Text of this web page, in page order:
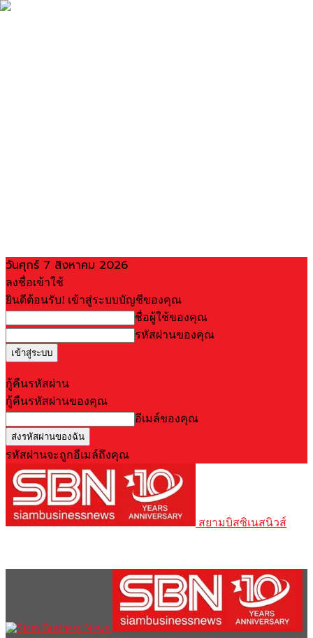
วันศุกร์ 7 สิงหาคม 2026
ลงชื่อเข้าใช้
ยินดีต้อนรับ! เข้าสู่ระบบบัญชีของคุณ
ชื่อผู้ใช้ของคุณ
รหัสผ่านของคุณ
กู้คืนรหัสผ่าน
กู้คืนรหัสผ่านของคุณ
อีเมล์ของคุณ
รหัสผ่านจะถูกอีเมล์ถึงคุณ
สยามบิสซิเนสนิวส์